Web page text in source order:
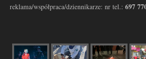
reklama/współpraca/dziennikarze: nr tel.: 697